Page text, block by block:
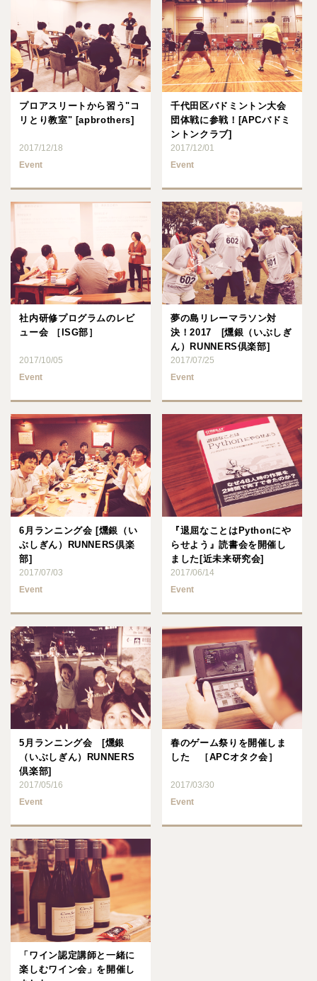
プロアスリートから習う"コ
リとり教室" [apbrothers]
2017/12/18
Event
千代田区バドミントン大会
団体戦に参戦！[APCバドミ
ントンクラブ]
2017/12/01
Event
社内研修プログラムのレビ
ュー会 ［ISG部］
2017/10/05
Event
夢の島リレーマラソン対
決！2017 [燻銀（いぶしぎ
ん）RUNNERS倶楽部]
2017/07/25
Event
6月ランニング会 [燻銀（い
ぶしぎん）RUNNERS倶楽
部]
2017/07/03
Event
『退屈なことはPythonにや
らせよう』読書会を開催し
ました[近未来研究会]
2017/06/14
Event
5月ランニング会 [燻銀
（いぶしぎん）RUNNERS
倶楽部]
2017/05/16
Event
春のゲーム祭りを開催しま
した ［APCオタク会］
2017/03/30
Event
「ワイン認定講師と一緒に
楽しむワイン会」を開催し